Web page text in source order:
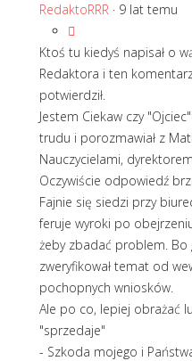
RedaktoRRR · 9 lat temu
Ktoś tu kiedyś napisał o
Redaktora i ten
potwierdził.
Jestem Ciekaw czy
trudu i porozmawiał z
Nauczycielami,
Oczywiście odpowiedź
Fajnie się siedzi przy
feruje wyroki po
żeby zbadać problem. Bo
zweryfikował temat od
pochopnych wniosków.
Ale po co, lepiej obrażać
"sprzedaje"
- Szkoda mojego i